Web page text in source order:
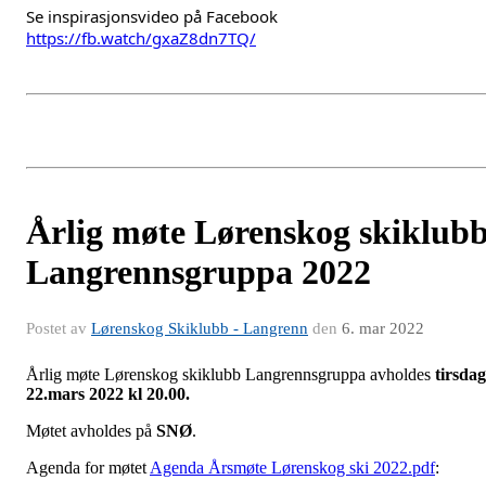
https://fb.watch/gxaZ8dn7TQ/
Årlig møte Lørenskog
Langrennsgruppa 2022
Postet av Lørenskog Skiklubb - Langrenn den 6. mar 2022
Årlig møte Lørenskog skiklubb Langrennsgruppa avholdes tirsdag
22.mars 2022 kl 20.00.
Møtet avholdes på SNØ.
Agenda for møtet Agenda Årsmøte Lørenskog ski 2022.pdf: